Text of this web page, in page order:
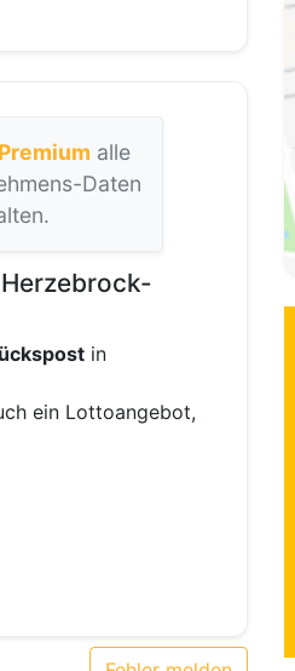
Premium alle
Daten
in
ein Lottoangebot,